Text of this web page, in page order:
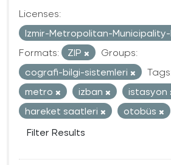
Licenses:
Izmir-Metropolitan-
Formats:
ZIP
Groups:
cografi-bilgi-sistemleri
metro
izban istasyon
hareket saatleri
otobüs
Filter Results